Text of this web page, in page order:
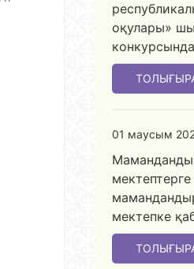
оқулары»
01 маусым
мектепке